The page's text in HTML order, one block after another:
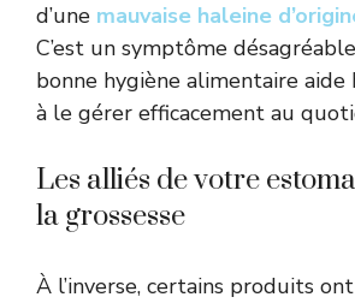
d’une mauvaise haleine
C’est un symptôme
bonne hygiène alimentaire
à le gérer efficacement au
Les alliés de votre
la grossesse
À l’inverse, certains produits